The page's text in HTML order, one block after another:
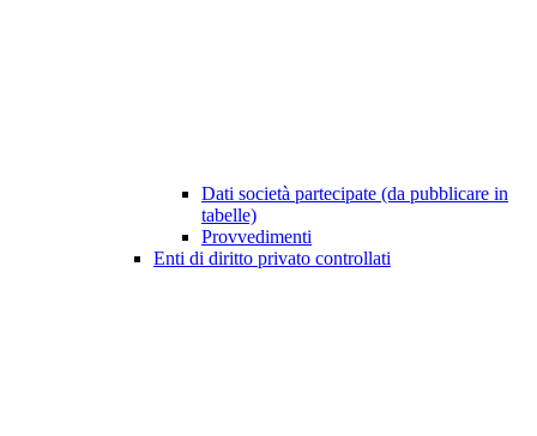
Dati società partecipate (da pubblicare in
tabelle)
Provvedimenti
Enti di diritto privato controllati